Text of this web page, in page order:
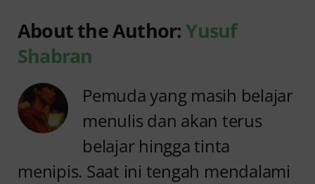
About the Author:Yusuf
Shabran
Pemuda yang masih belajar
menulis dan akan terus
belajar hingga tinta
menipis. Saat ini tengah mendalami